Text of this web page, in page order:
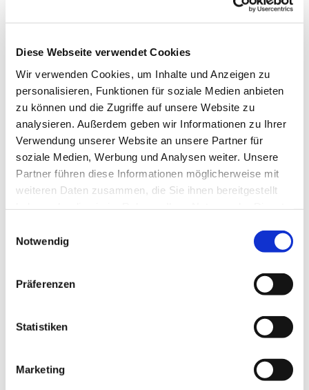
Diese Webseite verwendet Cookies
Wir verwenden Cookies, um Inhalte und Anzeigen zu
personalisieren, Funktionen für soziale Medien anbieten
zu können und die Zugriffe auf unsere Website zu
analysieren. Außerdem geben wir Informationen zu Ihrer
Verwendung unserer Website an unsere Partner für
soziale Medien, Werbung und Analysen weiter. Unsere
Partner führen diese Informationen möglicherweise mit
weiteren Daten zusammen, die Sie ihnen bereitgestellt
Notwendig
Präferenzen
Statistiken
Marketing
Drauf sprachen die Ratsherrn, getreu der Pflicht:
„Dat don wi nich!“
Das Wort, es weckte gar herben Verdruß
Dem bömischen Generalissimus;
Doch zwang er sich noch und Sprach:“Wohlan!
Geehrt stets hab`ich den tapferen Mann.
Drum sei euch gelassen der Freiheit Glück,
zahlt ihr mir Geldes ein tüchtiges Stück!“
Die Ratsherrn entgegneten ernst mit Gewicht:
„Dat Hebben wi nich!“
Da hob sich aufs höchste des Friedländers Groll,
warf er zur Erde den Feldherrnhut.
Schurken, Verräter und schnöde Rebell`n.
„Dat sünd wi nich!“